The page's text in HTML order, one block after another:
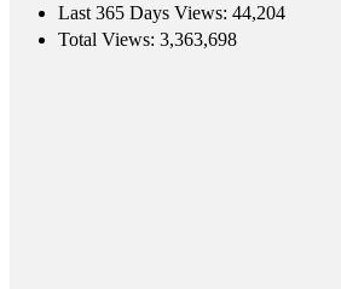
Last 365 Days Views: 44,204
Total Views: 3,363,698